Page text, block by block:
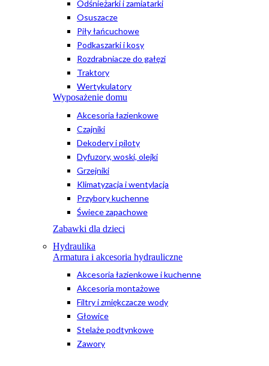
Odśnieżarki i zamiatarki
Osuszacze
Piły łańcuchowe
Podkaszarki i kosy
Rozdrabniacze do gałęzi
Traktory
Wertykulatory
Wyposażenie domu
Akcesoria łazienkowe
Czajniki
Dekodery i piloty
Dyfuzory, woski, olejki
Grzejniki
Klimatyzacja i wentylacja
Przybory kuchenne
Świece zapachowe
Zabawki dla dzieci
Hydraulika
Armatura i akcesoria hydrauliczne
Akcesoria łazienkowe i kuchenne
Akcesoria montażowe
Filtry i zmiękczacze wody
Głowice
Stelaże podtynkowe
Zawory